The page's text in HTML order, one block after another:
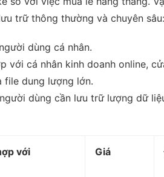
trữ thông thường và chuyên sâu:
dùng cá nhân.
với cá nhân kinh doanh online,
file dung lượng lớn.
dùng cần lưu trữ lượng dữ
với Giá